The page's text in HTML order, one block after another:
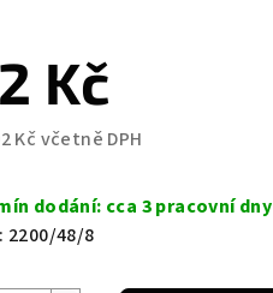
Kč
Kč včetně DPH
dodání: cca 3 pracovní dny
2200/48/8